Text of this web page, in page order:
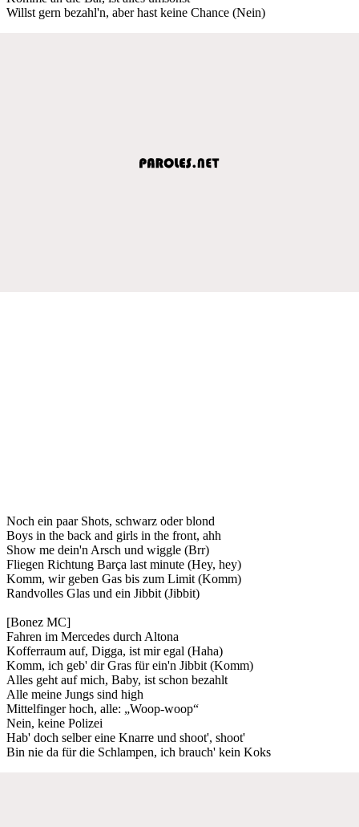
Willst gern bezahl'n, aber hast keine Chance (Nein)
Noch ein paar Shots, schwarz oder blond
Boys in the back and girls in the front, ahh
Show me dein'n Arsch und wiggle (Brr)
Fliegen Richtung Barça last minute (Hey, hey)
Komm, wir geben Gas bis zum Limit (Komm)
Randvolles Glas und ein Jibbit (Jibbit)
[Bonez MC]
Fahren im Mercedes durch Altona
Kofferraum auf, Digga, ist mir egal (Haha)
Komm, ich geb' dir Gras für ein'n Jibbit (Komm)
Alles geht auf mich, Baby, ist schon bezahlt
Alle meine Jungs sind high
Mittelfinger hoch, alle: „Woop-woop“
Nein, keine Polizei
Hab' doch selber eine Knarre und shoot', shoot'
Bin nie da für die Schlampen, ich brauch' kein Koks